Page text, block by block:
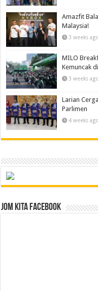
Amazfit
Malaysia!
3 weeks ago
MILO
Kemuncak
3 weeks ago
Larian
Parlimen
4 weeks ago
Jom Kita Facebook